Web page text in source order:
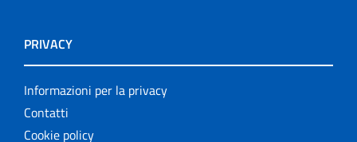
PRIVACY
Informazioni per la privacy
Contatti
Cookie policy